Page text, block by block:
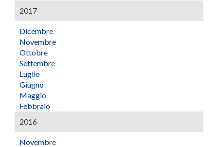
2017
Dicembre
Novembre
Ottobre
Settembre
Luglio
Giugno
Maggio
Febbraio
2016
Novembre